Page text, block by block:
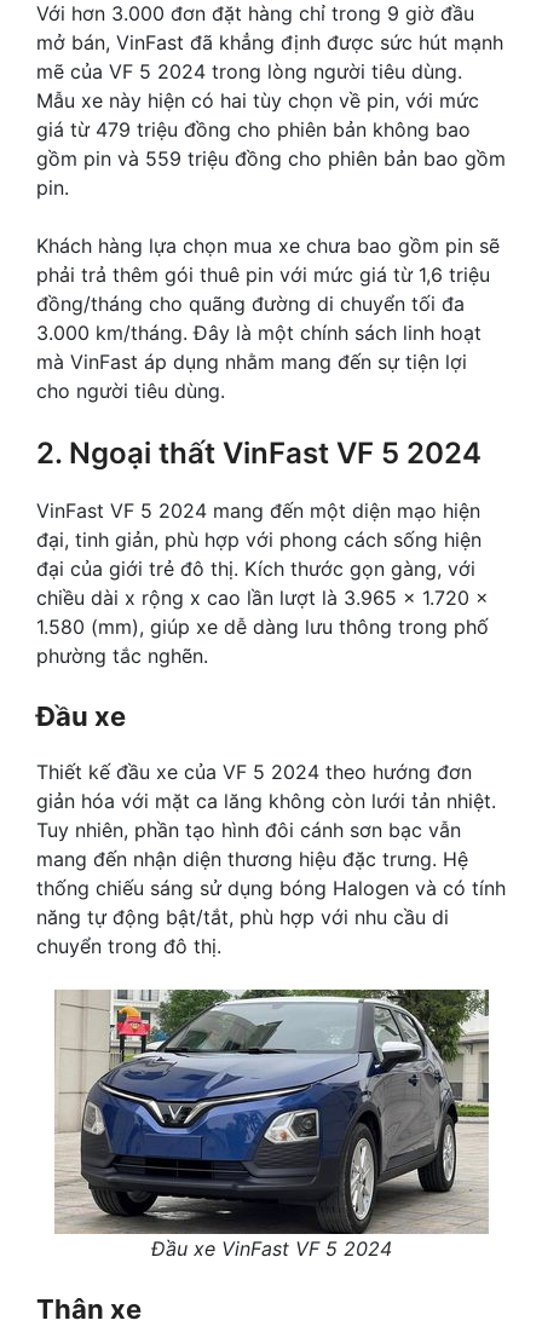
Với hơn 3.000 đơn đặt hàng chỉ trong 9 giờ đầu
mở bán, VinFast đã khẳng định được sức hút mạnh
mẽ của VF 5 2024 trong lòng người tiêu dùng.
Mẫu xe này hiện có hai tùy chọn về pin, với mức
giá từ 479 triệu đồng cho phiên bản không bao
gồm pin và 559 triệu đồng cho phiên bản bao gồm
pin.
Khách hàng lựa chọn mua xe chưa bao gồm pin sẽ
phải trả thêm gói thuê pin với mức giá từ 1,6 triệu
đồng/tháng cho quãng đường di chuyển tối đa
3.000 km/tháng. Đây là một chính sách linh hoạt
mà VinFast áp dụng nhằm mang đến sự tiện lợi
cho người tiêu dùng.
2. Ngoại thất VinFast VF 5 2024
VinFast VF 5 2024 mang đến một diện mạo hiện
đại, tinh giản, phù hợp với phong cách sống hiện
đại của giới trẻ đô thị. Kích thước gọn gàng, với
chiều dài x rộng x cao lần lượt là 3.965 x 1.720 x
1.580 (mm), giúp xe dễ dàng lưu thông trong phố
phường tắc nghẽn.
Đầu xe
Thiết kế đầu xe của VF 5 2024 theo hướng đơn
giản hóa với mặt ca lăng không còn lưới tản nhiệt.
Tuy nhiên, phần tạo hình đôi cánh sơn bạc vẫn
mang đến nhận diện thương hiệu đặc trưng. Hệ
thống chiếu sáng sử dụng bóng Halogen và có tính
năng tự động bật/tắt, phù hợp với nhu cầu di
chuyển trong đô thị.
Đầu xe VinFast VF 5 2024
Thân xe